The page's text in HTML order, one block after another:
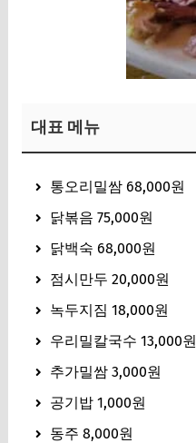
대표 메뉴
통오리밀쌈 68,000원
닭볶음 75,000원
닭백숙 68,000원
점시만두 20,000원
녹두지짐 18,000원
우리밀칼국수 13,000원
추가밀쌈 3,000원
공기밥 1,000원
동주 8,000원